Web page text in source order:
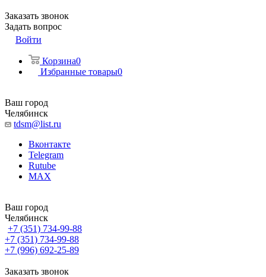
Заказать звонок
Задать вопрос
Войти
Корзина0
Избранные товары0
Ваш город
Челябинск
tdsm@list.ru
Вконтакте
Telegram
Rutube
MAX
Ваш город
Челябинск
+7 (351) 734-99-88
+7 (351) 734-99-88
+7 (996) 692-25-89
Заказать звонок